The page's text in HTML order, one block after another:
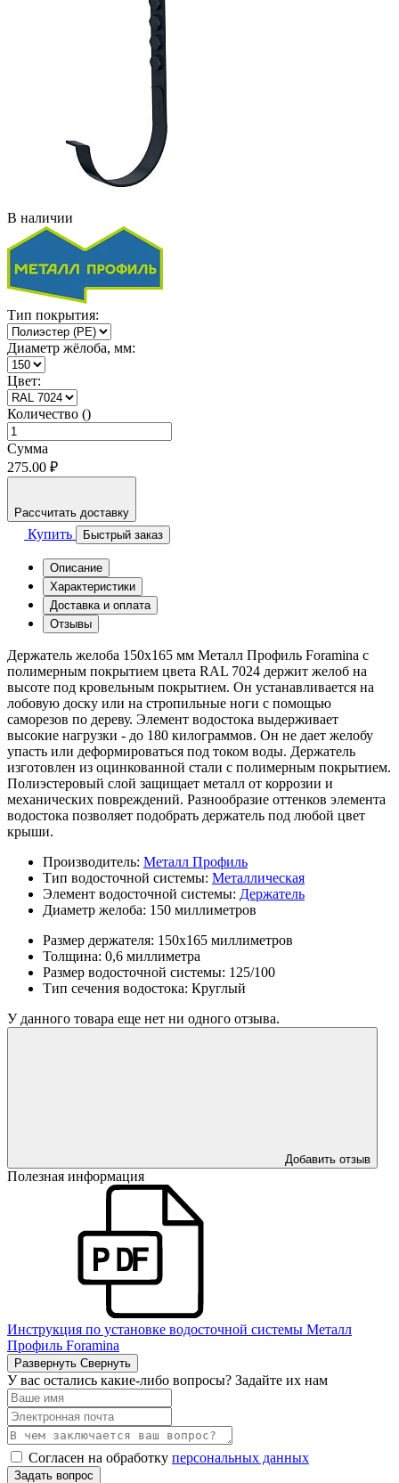
В наличии
Тип покрытия:
Диаметр жёлоба, мм:
Цвет:
Количество ()
Сумма
275.00 ₽
Рассчитать доставку
Купить Быстрый заказ
Описание
Характеристики
Доставка и оплата
Отзывы
Держатель желоба 150х165 мм Металл Профиль Foramina с
полимерным покрытием цвета RAL 7024 держит желоб на
высоте под кровельным покрытием. Он устанавливается на
лобовую доску или на стропильные ноги с помощью
саморезов по дереву. Элемент водостока выдерживает
высокие нагрузки - до 180 килограммов. Он не дает желобу
упасть или деформироваться под током воды. Держатель
изготовлен из оцинкованной стали с полимерным покрытием.
Полиэстеровый слой защищает металл от коррозии и
механических повреждений. Разнообразие оттенков элемента
водостока позволяет подобрать держатель под любой цвет
крыши.
Производитель: Металл Профиль
Тип водосточной системы: Металлическая
Элемент водосточной системы: Держатель
Диаметр желоба: 150 миллиметров
Размер держателя: 150х165 миллиметров
Толщина: 0,6 миллиметра
Размер водосточной системы: 125/100
Тип сечения водостока: Круглый
У данного товара еще нет ни одного отзыва.
Добавить отзыв
Полезная информация
Инструкция по установке водосточной системы Металл
Профиль Foramina
Развернуть Свернуть
У вас остались какие-либо вопросы? Задайте их нам
Согласен на обработку персональных данных
Задать вопрос